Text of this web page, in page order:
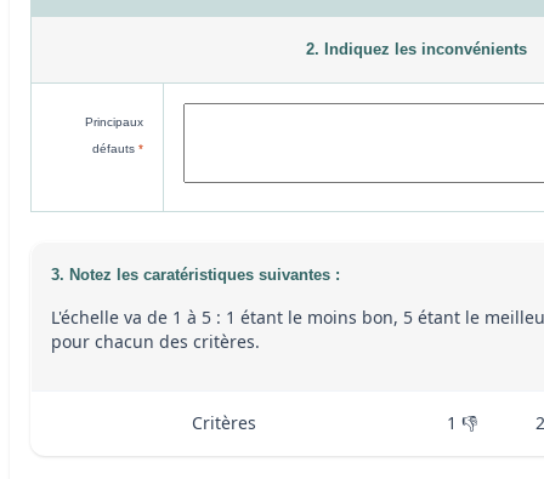
2. Indiquez les inconvénients
Principaux
défauts *
3. Notez les caratéristiques suivantes :
L'échelle va de 1 à 5 : 1 étant le moins bon, 5 étant le
pour chacun des critères.
Critères 1 👎 2